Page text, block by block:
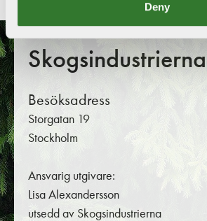
Deny
Skogsindustrierna
Besöksadress
Storgatan 19
Stockholm
Ansvarig utgivare:
Lisa Alexandersson
utsedd av Skogsindustrierna